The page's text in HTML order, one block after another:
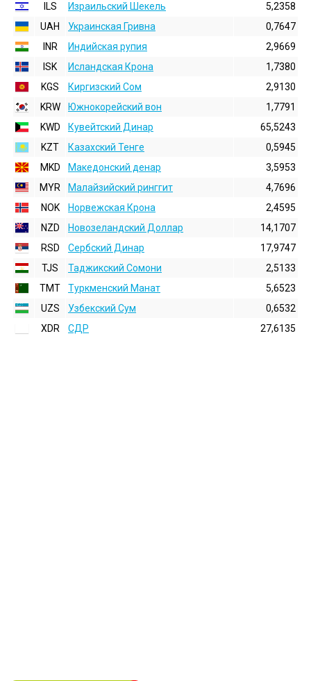
ILS
Израильский Шекель
5,2358
UAH
Украинская Гривна
0,7647
INR
Индийская pупия
2,9669
ISK
Исландская Крона
1,7380
KGS
Киргизский Сом
2,9130
KRW
Южнокорейский вон
1,7791
KWD
Кувейтский Динар
65,5243
KZT
Казахский Тенге
0,5945
MKD
Македонский денар
3,5953
MYR
Малайзийский ринггит
4,7696
NOK
Норвежская Крона
2,4595
NZD
Новозеландский Доллар
14,1707
RSD
Сербский Динар
17,9747
TJS
Таджикский Сомони
2,5133
TMT
Туркменский Манат
5,6523
UZS
Узбекский Сум
0,6532
XDR
СДР 27,6135